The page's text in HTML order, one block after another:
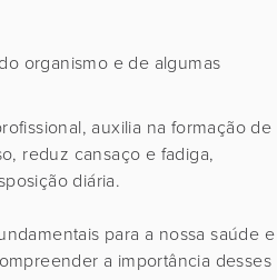
organismo e de algumas
auxilia na formação de
reduz cansaço e fadiga,
diária.
para a nossa saúde e
a importância desses